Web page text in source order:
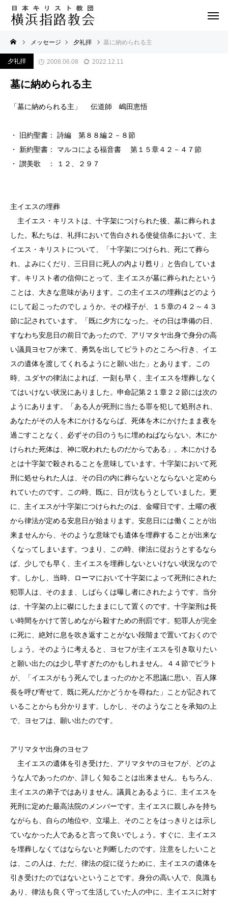
メッセージ 夕礼拝 墓に納められる主
夕礼拝 2008.06.08 2022.12.11
墓に納められる主
「墓に納められる主」 伝道師 嶋田恵悟
・ 旧約聖書： 詩編 第８８編２－８節
・ 新約聖書： マルコによる福音書 第１５章４２－４７節
・ 讃美歌 ： １２、２９７
主イエスの埋葬
主イエス・キリストは、十字架につけられた後、墓に葬られま
した。私たちは、礼拝において告白される使徒信条において、主
イエス・キリストについて、「十字架につけられ、死にて葬ら
れ、よみにくだり、三日目に死人の内より甦り」と告白していま
す。キリスト者の信仰にとって、主イエスが墓に葬られたという
ことは、大きな意味があります。この主イエスの埋葬はどのよう
にして起こったのでしょうか。その様子が、１５章の４２～４３
節に記されています。「既に夕方になった。その日は準備の日、
すなわち安息日の前日であったので、アリマタヤ出身で身分の高
い議員ヨセフが来て、勇気を出してピラトのところへ行き、イエ
スの遺体を渡してくれるようにと願い出た」とあります。この
時、ユダヤの律法によれば、一刻も早く、主イエスを埋葬しなく
てはいけない状況にありました。申命記第２１章２２節には次の
ようにあります。「ある人が死刑に当たる罪を犯して処刑され、
あなたがその人を木にかけるならば、死体を木にかけたまま夜を
過ごすことなく、必ずその日のうちに埋めねばならない。木にか
けられた死体は、神に呪われたものだからである」。木にかける
とは十字架で殺されることを意味しています。十字架において死
刑に処せられた人は、その日の内に葬らないとならないと定めら
れていたのです。この時、既に、日が沈もうとしていました。更
に、主イエスが十字架につけられたのは、金曜日です。土曜の夜
から律法が定める安息日が始まります。安息日には働くことが出
来ませんから、そのような意味でも遺体を埋葬することが出来な
くなってしまいます。つまり、この時、律法に従おうとするなら
ば、少しでも早く、主イエスを埋葬しないといけない状況なので
す。しかし、当時、ローマにおいて十字架によって死刑にされた
犯罪人は、そのまま、しばらくは曝し者にされたようです。当分
は、十字架の上に磔にしたままにして置くのです。十字架刑は長
い時間をかけて苦しめながら殺すための刑罰です。犯罪人が完全
に死に、絶対に息を吹き返すことがない段階まで置いておくので
しょう。そのように考えると、ヨセフが主イエスを引き取りたい
と願い出たのは少し早すぎたのかもしれません。４４節でピラト
が、「イエスがもう死んでしまったのかと不思議に思い、百人隊
長を呼び寄せて、既に死んだかどうかを尋ねた」ことが記されて
いることからも分かります。しかし、そのようなことを承知の上
で、ヨセフは、願い出たのです。
アリマタヤ出身のヨセフ
主イエスの遺体を引き受けた、アリマタヤのヨセフが、どのよ
うな人であったのか、詳しく知ることは出来ません。もちろん、
主イエスの弟子ではありません。議員とあるように、主イエスを
死刑に定めた最高法院のメンバーです。主イエスに親しみを持ち
ながらも、自らの地位や、立場上、そのことをはっきりとは示し
ていなかった人であると言って良いでしょう。すぐに、主イエス
を埋葬しなくてはならないと判断したのです。注意をしたいこと
は、この人は、ただ、律法の掟に従うために、主イエスの遺体を
引き受けたのではないということです。身分の高い人で、良識も
あり、律法も良く守って生活していた人の中に、主イエスに対す